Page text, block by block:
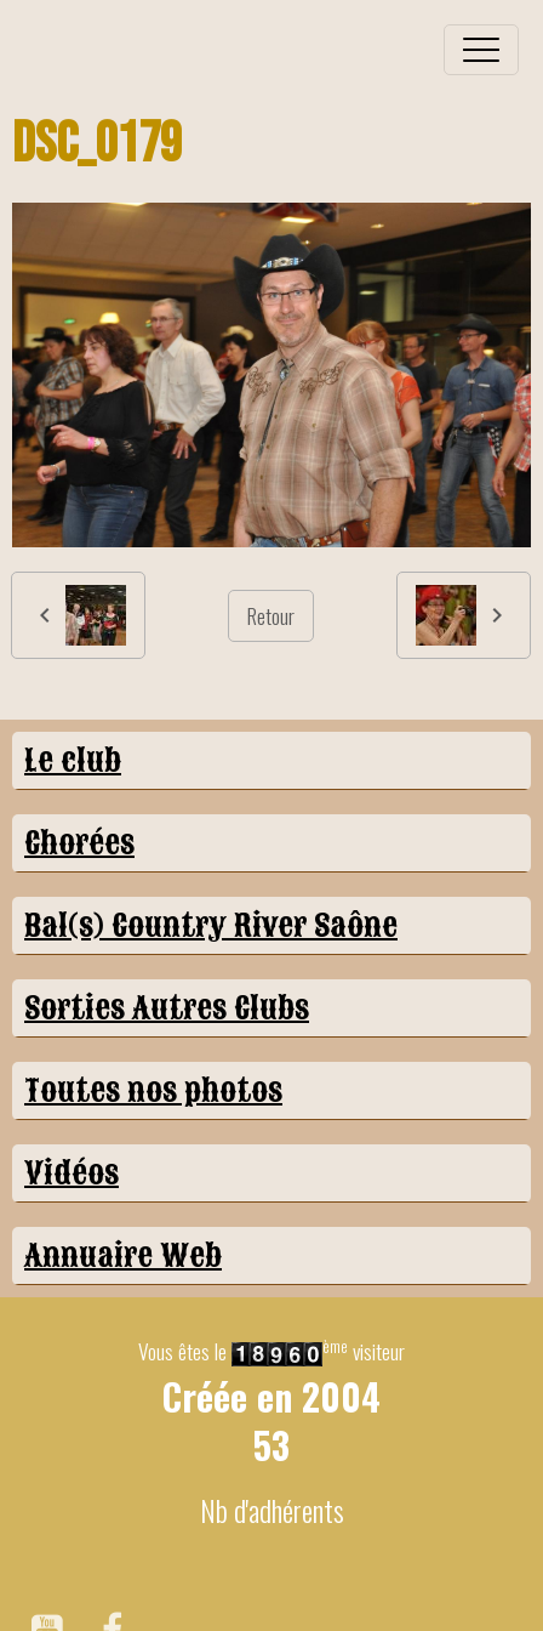
DSC_0179
Retour
Le club
Chorées
Bal(s) Country River Saône
Sorties Autres Clubs
Toutes nos photos
Vidéos
Annuaire Web
Vous êtes le ème visiteur
Créée en 2004
53
Nb d'adhérents